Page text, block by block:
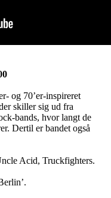
og 70’er-inspireret
skiller sig ud fra
bands, hvor langt de
Dertil er bandet også
Acid, Truckfighters.